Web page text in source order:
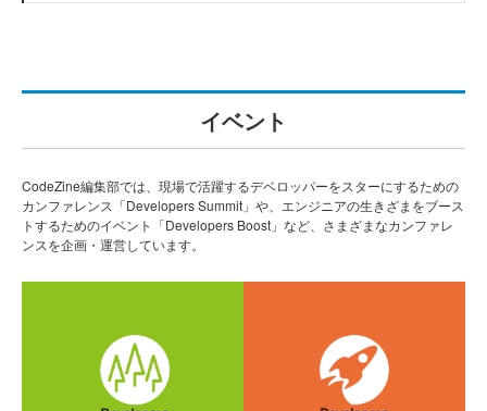
イベント
CodeZine編集部では、現場で活躍するデベロッパーをスターにするための
カンファレンス「Developers Summit」や、エンジニアの生きざまをブース
トするためのイベント「Developers Boost」など、さまざまなカンファレ
ンスを企画・運営しています。